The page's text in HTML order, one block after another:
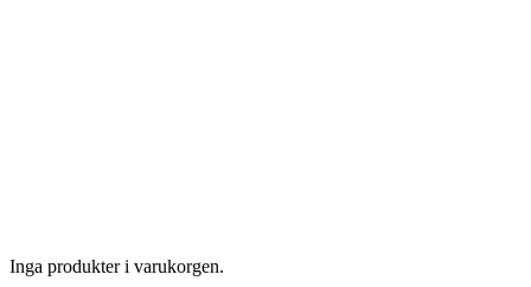
Inga produkter i varukorgen.